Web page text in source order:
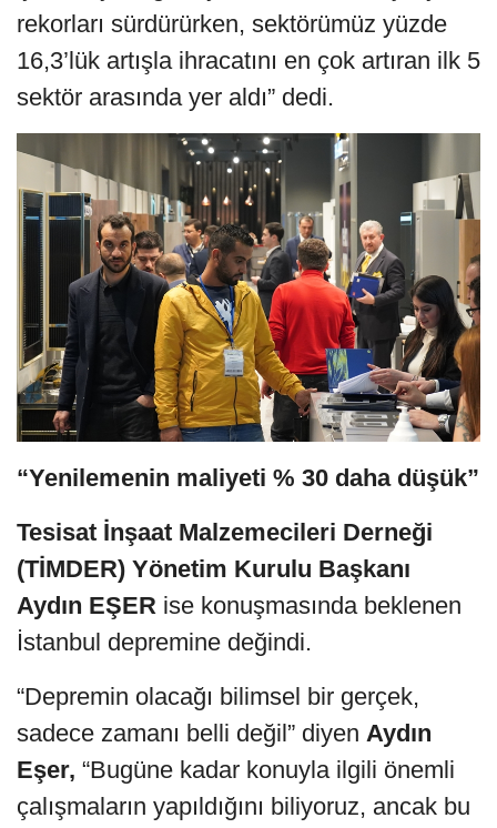
rekorları sürdürürken, sektörümüz yüzde
16,3’lük artışla ihracatını en çok artıran ilk 5
sektör arasında yer aldı” dedi.
“Yenilemenin maliyeti % 30 daha düşük”
Tesisat İnşaat Malzemecileri Derneği
(TİMDER) Yönetim Kurulu Başkanı
Aydın EŞER ise konuşmasında beklenen
İstanbul depremine değindi.
“Depremin olacağı bilimsel bir gerçek,
sadece zamanı belli değil” diyen Aydın
Eşer, “Bugüne kadar konuyla ilgili önemli
çalışmaların yapıldığını biliyoruz, ancak bu